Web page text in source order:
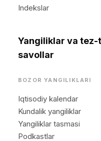
Indekslar
Yangiliklar va
savollar
BOZOR YANGILIKLARI
Iqtisodiy kalendar
Kundalik yangiliklar
Yangiliklar tasmasi
Podkastlar